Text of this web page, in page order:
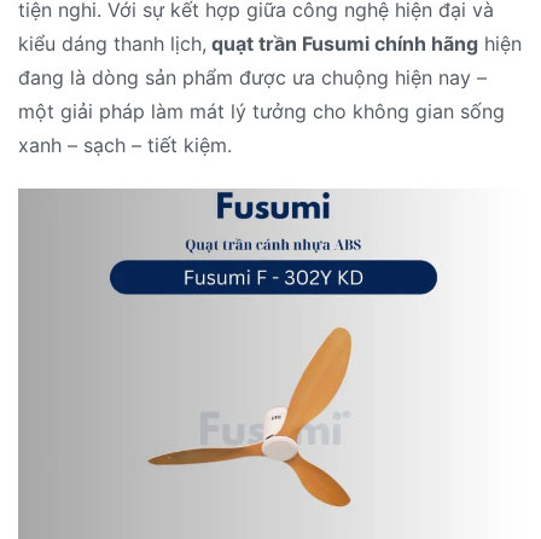
tiện nghi. Với sự kết hợp giữa công nghệ hiện đại và
kiểu dáng thanh lịch, quạt trần Fusumi chính hãng hiện
đang là dòng sản phẩm được ưa chuộng hiện nay –
một giải pháp làm mát lý tưởng cho không gian sống
xanh – sạch – tiết kiệm.